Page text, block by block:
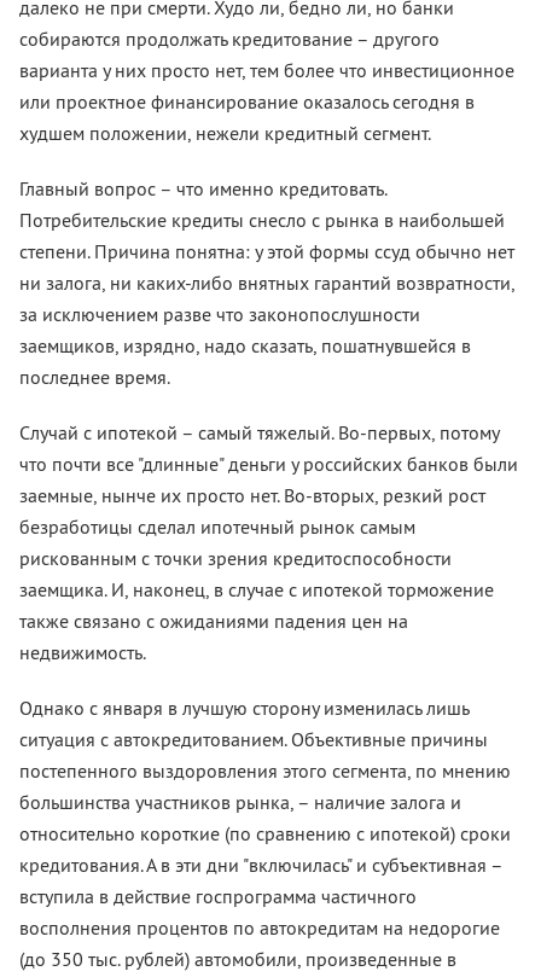
далеко не при смерти. Худо ли, бедно ли, но банки
собираются продолжать кредитование – другого
варианта у них просто нет, тем более что инвестиционное
или проектное финансирование оказалось сегодня в
худшем положении, нежели кредитный сегмент.
Главный вопрос – что именно кредитовать.
Потребительские кредиты снесло с рынка в наибольшей
степени. Причина понятна: у этой формы ссуд обычно нет
ни залога, ни каких-либо внятных гарантий возвратности,
за исключением разве что законопослушности
заемщиков, изрядно, надо сказать, пошатнувшейся в
последнее время.
Случай с ипотекой – самый тяжелый. Во-первых, потому
что почти все "длинные" деньги у российских банков были
заемные, нынче их просто нет. Во-вторых, резкий рост
безработицы сделал ипотечный рынок самым
рискованным с точки зрения кредитоспособности
заемщика. И, наконец, в случае с ипотекой торможение
также связано с ожиданиями падения цен на
недвижимость.
Однако с января в лучшую сторону изменилась лишь
ситуация с автокредитованием. Объективные причины
постепенного выздоровления этого сегмента, по мнению
большинства участников рынка, – наличие залога и
относительно короткие (по сравнению с ипотекой) сроки
кредитования. А в эти дни "включилась" и субъективная –
вступила в действие госпрограмма частичного
восполнения процентов по автокредитам на недорогие
(до 350 тыс. рублей) автомобили, произведенные в